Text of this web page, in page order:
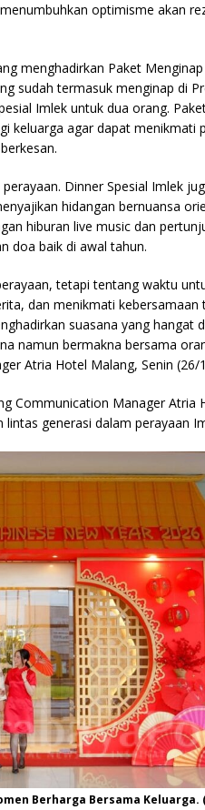
optimisme akan
menghadirkan Paket
sudah termasuk menginap di
Imlek untuk dua orang.
keluarga agar dapat menikmati
Dinner Spesial Imlek
hidangan bernuansa
hiburan live music dan
doa baik di awal tahun.
tetapi tentang waktu
dan menikmati kebersamaan
suasana yang hangat
namun bermakna bersama
Atria Hotel Malang, Senin (26/
Communication Manager Atria
generasi dalam perayaan
Berharga Bersama